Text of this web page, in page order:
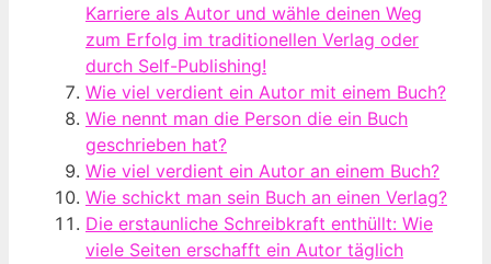
Karriere als Autor und wähle deinen Weg
zum Erfolg im traditionellen Verlag oder
durch Self-Publishing!
Wie viel verdient ein Autor mit einem Buch?
Wie nennt man die Person die ein Buch
geschrieben hat?
Wie viel verdient ein Autor an einem Buch?
Wie schickt man sein Buch an einen Verlag?
Die erstaunliche Schreibkraft enthüllt: Wie
viele Seiten erschafft ein Autor täglich